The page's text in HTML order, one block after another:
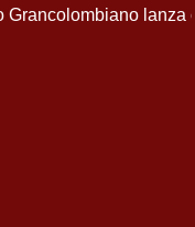
lanza